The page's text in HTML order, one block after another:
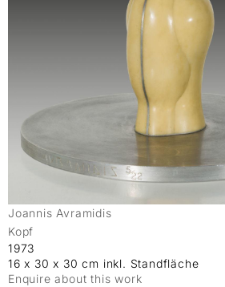
Joannis Avramidis
Kopf
1973
16 x 30 x 30 cm inkl. Standfläche
Enquire about this work